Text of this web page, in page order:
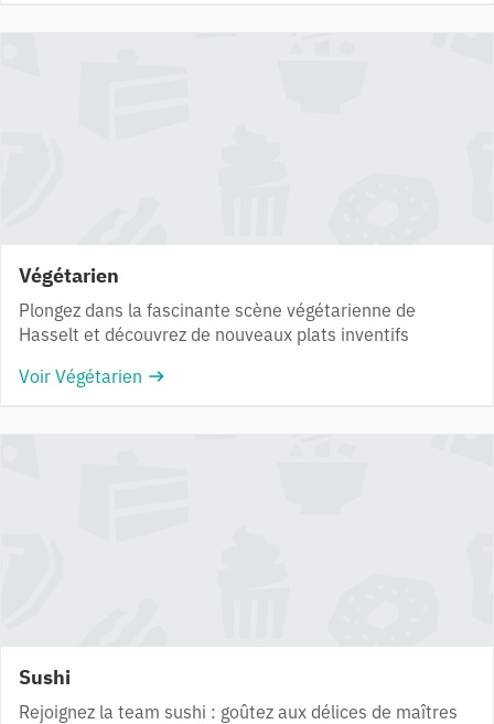
Végétarien
Plongez dans la fascinante scène végétarienne de
Hasselt et découvrez de nouveaux plats inventifs
Voir Végétarien
Sushi
Rejoignez la team sushi : goûtez aux délices de maîtres